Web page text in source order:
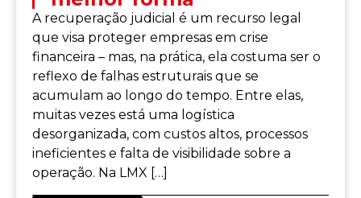
A recuperação judicial é um recurso legal
que visa proteger empresas em crise
financeira – mas, na prática, ela costuma ser o
reflexo de falhas estruturais que se
acumulam ao longo do tempo. Entre elas,
muitas vezes está uma logística
desorganizada, com custos altos, processos
ineficientes e falta de visibilidade sobre a
operação. Na LMX […]